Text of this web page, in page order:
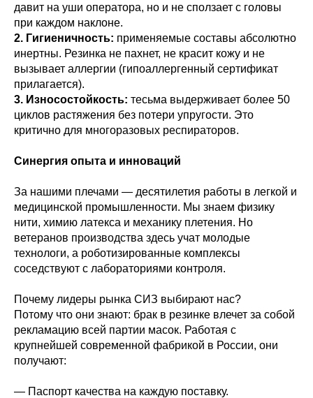
давит на уши оператора, но и не сползает с головы
при каждом наклоне.
2. Гигиеничность: применяемые составы абсолютно
инертны. Резинка не пахнет, не красит кожу и не
вызывает аллергии (гипоаллергенный сертификат
прилагается).
3. Износостойкость: тесьма выдерживает более 50
циклов растяжения без потери упругости. Это
критично для многоразовых респираторов.
Синергия опыта и инноваций
За нашими плечами — десятилетия работы в легкой и
медицинской промышленности. Мы знаем физику
нити, химию латекса и механику плетения. Но
ветеранов производства здесь учат молодые
технологи, а роботизированные комплексы
соседствуют с лабораториями контроля.
Почему лидеры рынка СИЗ выбирают нас?
Потому что они знают: брак в резинке влечет за собой
рекламацию всей партии масок. Работая с
крупнейшей современной фабрикой в России, они
получают:
— Паспорт качества на каждую поставку.